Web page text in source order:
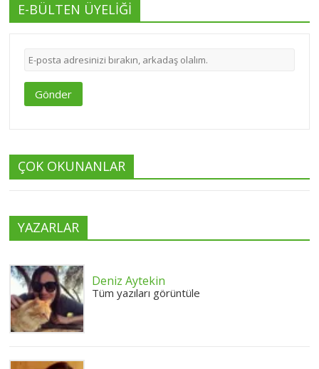
E-BÜLTEN ÜYELİĞİ
Gönder
ÇOK OKUNANLAR
YAZARLAR
Deniz Aytekin
Tüm yazıları görüntüle